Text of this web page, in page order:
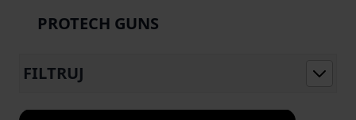
PROTECH GUNS
FILTRUJ